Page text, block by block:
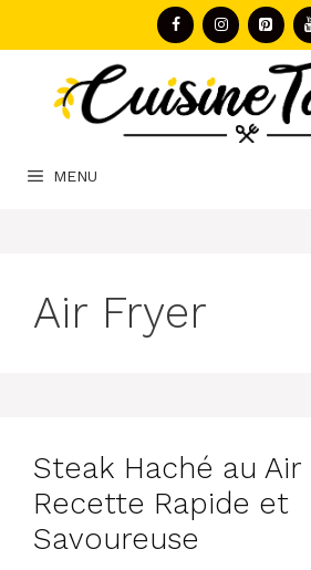
MENU
Air Fryer
Steak Haché au Air
Recette Rapide et
Savoureuse